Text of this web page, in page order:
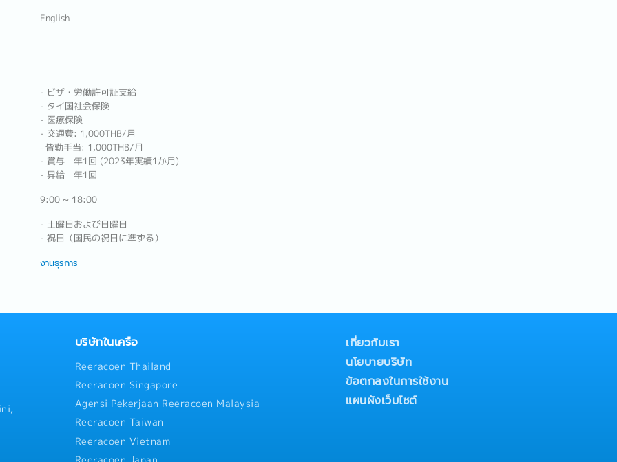
English
- ビザ・労働許可証支給
- タイ国社会保険
- 医療保険
- 交通費: 1,000THB/月
‐ 皆勤手当: 1,000THB/月
- 賞与 年1回 (2023年実績1か月)
- 昇給 年1回
9:00 ~ 18:00
- 土曜日および日曜日
- 祝日（国民の祝日に準ずる）
งานธุรการ
บริษัทในเครือ
Reeracoen Thailand
Reeracoen Singapore
Agensi Pekerjaan Reeracoen Malaysia
Reeracoen Taiwan
Reeracoen Vietnam
เกี่ยวกับเรา
นโยบายบริษัท
ข้อตกลงในการใช้งาน
แผนผังเว็บไซต์